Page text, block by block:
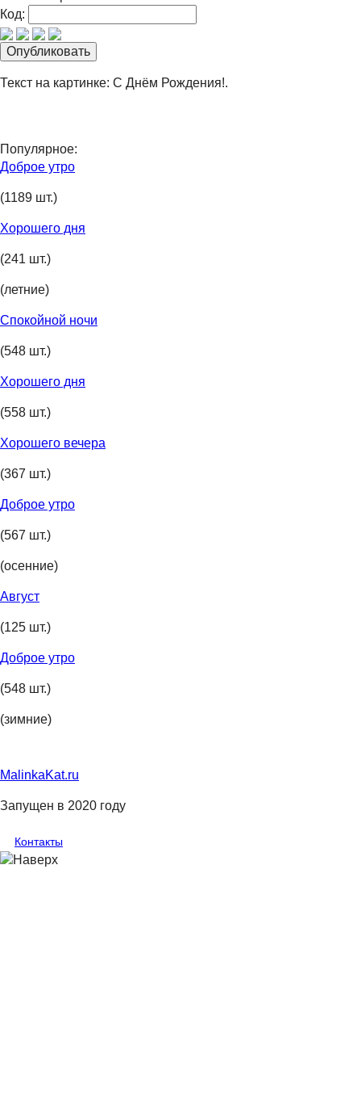
Код:
Текст на картинке: С Днём Рождения!.
Популярное:
Доброе утро
(1189 шт.)
Хорошего дня
(241 шт.)
(летние)
Спокойной ночи
(548 шт.)
Хорошего дня
(558 шт.)
Хорошего вечера
(367 шт.)
Доброе утро
(567 шт.)
(осенние)
Август
(125 шт.)
Доброе утро
(548 шт.)
(зимние)
MalinkaKat.ru
Запущен в 2020 году
Контакты